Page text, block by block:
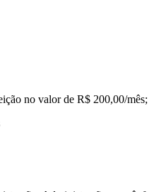
no valor de R$ 200,00/mês;